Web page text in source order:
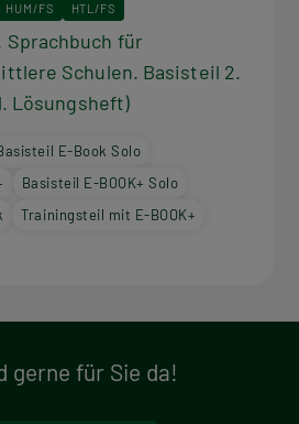
HUM/FS HTL/FS
Sprachbuch für
Schulen. Basisteil 2.
Lösungsheft)
E-Book Solo
Basisteil E-BOOK+ Solo
Trainingsteil mit E-BOOK+
gerne für Sie da!